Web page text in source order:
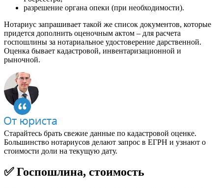
разрешение органа опеки (при необходимости).
Нотариус запрашивает такой же список документов, которые
придется дополнить оценочным актом – для расчета
госпошлины за нотариальное удостоверение дарственной.
Оценка бывает кадастровой, инвентаризационной и
рыночной.
Старайтесь брать свежие данные по кадастровой оценке.
Большинство нотариусов делают запрос в ЕГРН и узнают о
стоимости доли на текущую дату.
✅ Госпошлина, стоимость